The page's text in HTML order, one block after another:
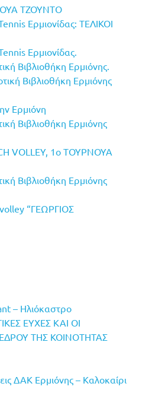
ΤΖΟΥΝΤΟ
Ερμιονίδας: ΤΕΛΙΚΟΙ
Ερμιονίδας.
Βιβλιοθήκη Ερμιόνης.
Βιβλιοθήκη Ερμιόνης
Ερμιόνη
Βιβλιοθήκη Ερμιόνης
VOLLEY, 1o ΤΟΥΡΝΟΥΑ
Βιβλιοθήκη Ερμιόνης
“ΓΕΩΡΓΙΟΣ
– Ηλιόκαστρο
ΕΥΧΕΣ ΚΑΙ ΟΙ
ΤΗΣ ΚΟΙΝΟΤΗΤΑΣ
ΔΑΚ Ερμιόνης – Καλοκαίρι